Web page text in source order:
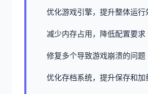
优化游戏引擎，提升整体运行
减少内存占用，降低配置要求
修复多个导致游戏崩溃的问题
优化存档系统，提升保存和加